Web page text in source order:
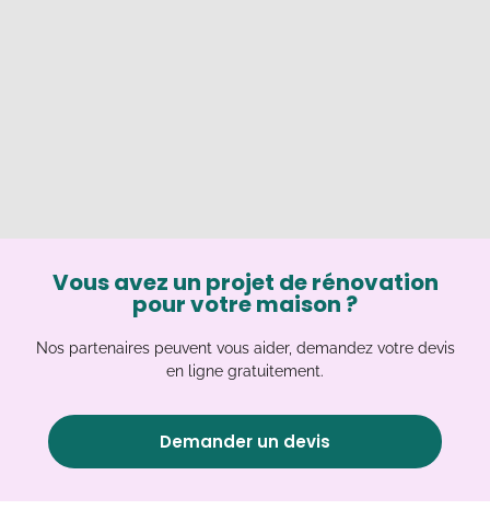
Vous avez un projet de rénovation
pour votre maison ?
Nos partenaires peuvent vous aider, demandez votre devis
en ligne gratuitement.
Demander un devis